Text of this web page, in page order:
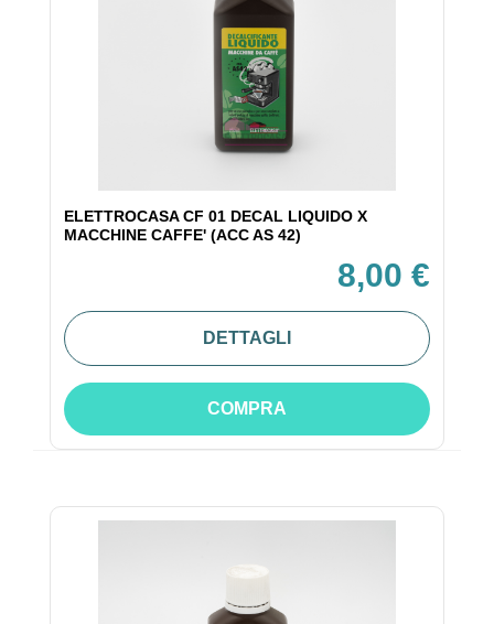
ELETTROCASA CF 01 DECAL LIQUIDO X
MACCHINE CAFFE' (ACC AS 42)
8,00 €
DETTAGLI
COMPRA